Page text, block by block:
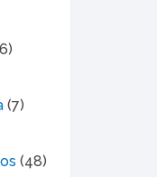
(7)
(48)